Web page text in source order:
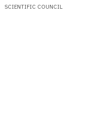
SCIENTIFIC COUNCIL